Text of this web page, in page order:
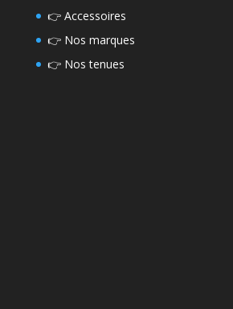
👉 Accessoires
👉 Nos marques
👉 Nos tenues